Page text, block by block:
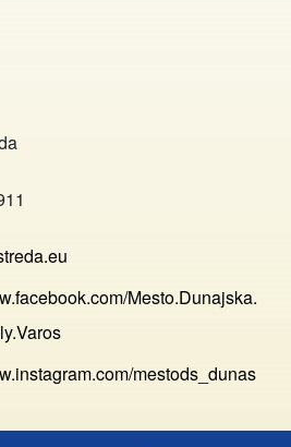
Mesto.Dunajska.
mestods_dunas